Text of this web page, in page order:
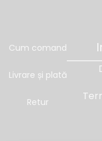
Cum comand
Livrare și plată
Retur